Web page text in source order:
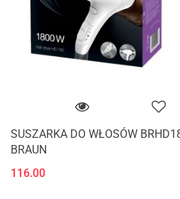
SUSZARKA DO WŁOSÓW
BRAUN
116.00